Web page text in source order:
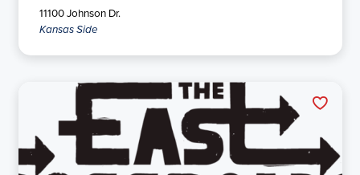
11100 Johnson Dr.
Kansas Side